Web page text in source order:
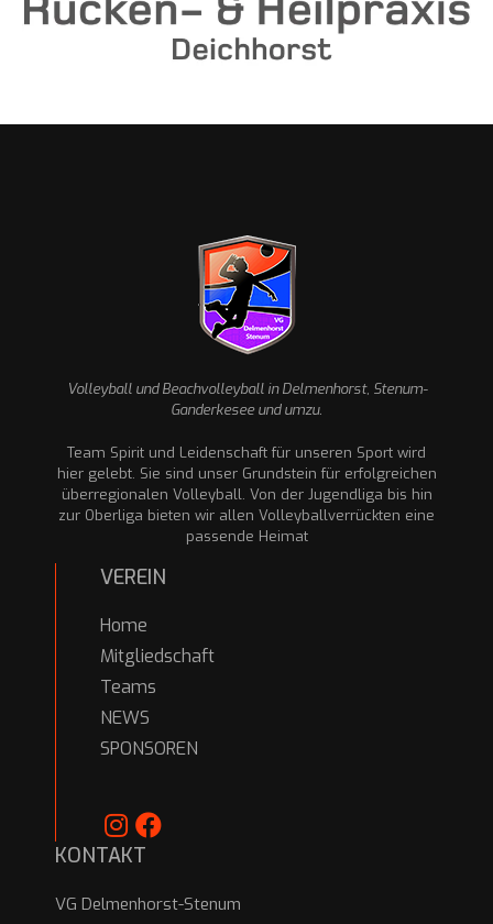
Volleyball und Beachvolleyball in Delmenhorst, Stenum-
Ganderkesee und umzu.
Team Spirit und Leidenschaft für unseren Sport wird
hier gelebt. Sie sind unser Grundstein für erfolgreichen
überregionalen Volleyball. Von der Jugendliga bis hin
zur Oberliga bieten wir allen Volleyballverrückten eine
passende Heimat
VEREIN
Home
Mitgliedschaft
Teams
NEWS
SPONSOREN
KONTAKT
VG Delmenhorst-Stenum